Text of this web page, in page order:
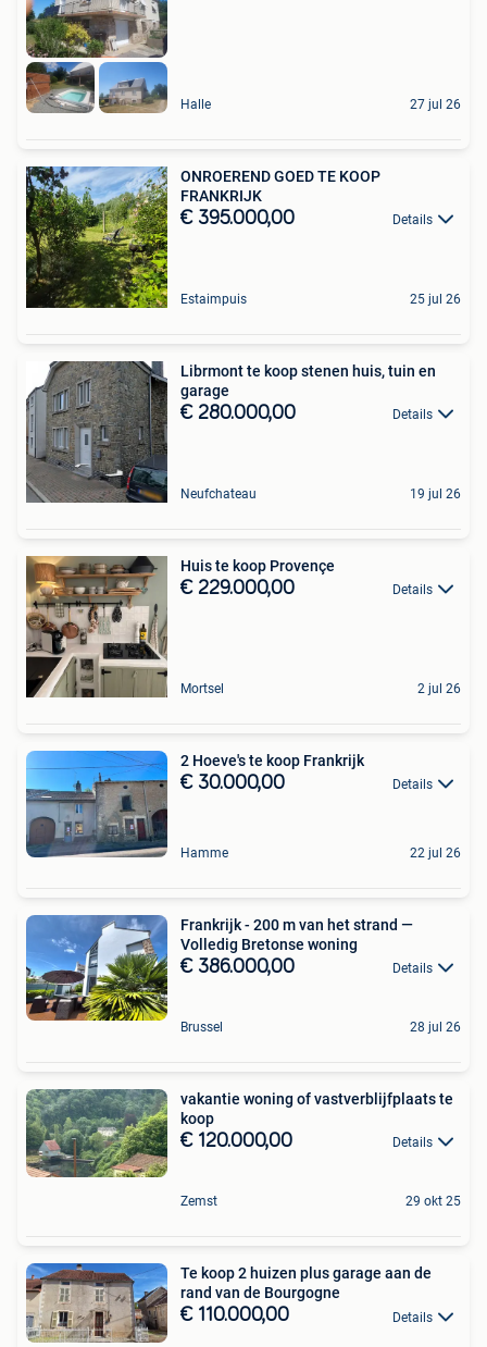
Halle 27 jul 26
ONROEREND GOED TE KOOP
FRANKRIJK
€ 395.000,00 Details
Estaimpuis 25 jul 26
Librmont te koop stenen huis, tuin en
garage
€ 280.000,00 Details
Neufchateau 19 jul 26
Huis te koop Provençe
€ 229.000,00 Details
Mortsel 2 jul 26
2 Hoeve's te koop Frankrijk
€ 30.000,00 Details
Hamme 22 jul 26
Frankrijk - 200 m van het strand —
Volledig Bretonse woning
€ 386.000,00 Details
Brussel 28 jul 26
vakantie woning of vastverblijfplaats te
koop
€ 120.000,00 Details
Zemst 29 okt 25
Te koop 2 huizen plus garage aan de
rand van de Bourgogne
€ 110.000,00 Details